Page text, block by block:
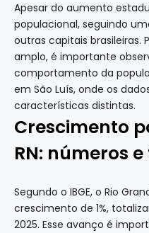
Apesar do aumento
populacional, seguindo
outras capitais brasileiras.
amplo, é importante
comportamento da
em São Luís, onde os
características distintas.
Crescimento
RN: números
Segundo o IBGE, o Rio
crescimento de 1%,
2025. Esse avanço é